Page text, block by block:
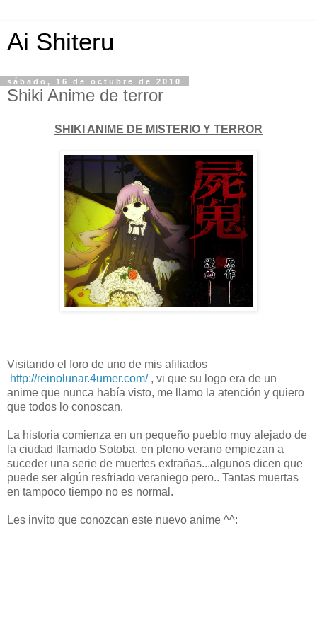
Ai Shiteru
sábado, 16 de octubre de 2010
Shiki Anime de terror
SHIKI ANIME DE MISTERIO Y TERROR
Visitando el foro de uno de mis afiliados
http://reinolunar.4umer.com/, vi que su logo era de un
anime que nunca había visto, me llamo la atención y quiero
que todos lo conoscan.
La historia comienza en un pequeño pueblo muy alejado de
la ciudad llamado Sotoba, en pleno verano empiezan a
suceder una serie de muertes extrañas...algunos dicen que
puede ser algún resfriado veraniego pero.. Tantas muertas
en tampoco tiempo no es normal.
Les invito que conozcan este nuevo anime ^^: